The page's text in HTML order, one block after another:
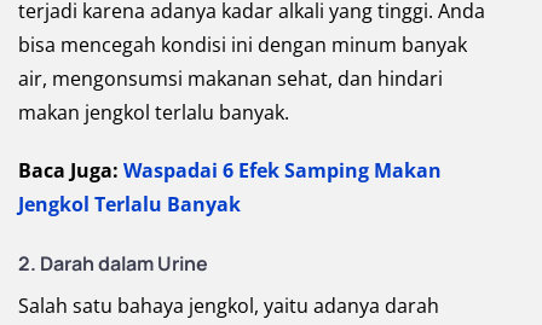
terjadi karena adanya kadar alkali yang tinggi. Anda
bisa mencegah kondisi ini dengan minum banyak
air, mengonsumsi makanan sehat, dan hindari
makan jengkol terlalu banyak.
Baca Juga: Waspadai 6 Efek Samping Makan
Jengkol Terlalu Banyak
2. Darah dalam Urine
Salah satu bahaya jengkol, yaitu adanya darah